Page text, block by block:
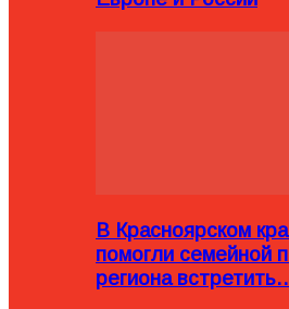
В Красноярском
помогли семейной
региона